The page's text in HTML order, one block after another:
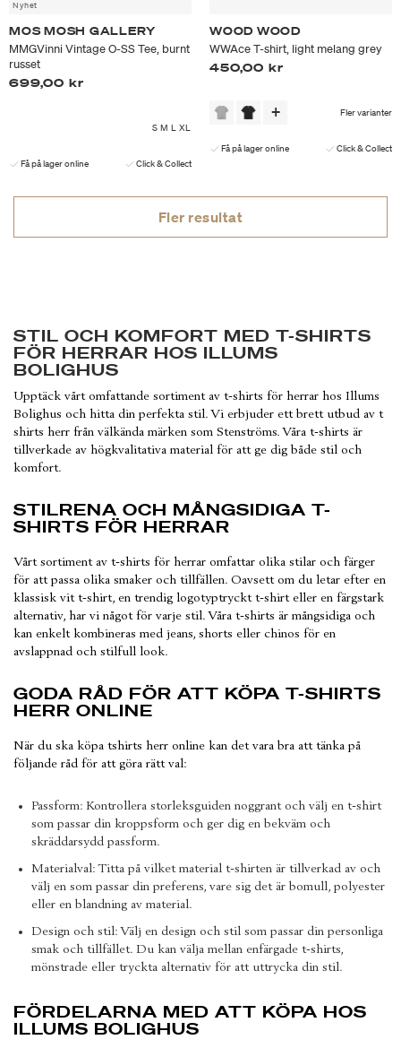
Nyhet
MOS MOSH GALLERY
MMGVinni Vintage O-SS Tee, burnt
russet
699,00 kr
S M L XL
Få på lager online Click & Collect
WOOD WOOD
WWAce T-shirt, light melang grey
450,00 kr
Fler varianter
Få på lager online Click & Collect
Fler resultat
STIL OCH KOMFORT MED T-SHIRTS
FÖR HERRAR HOS ILLUMS
BOLIGHUS
Upptäck vårt omfattande sortiment av t-shirts för herrar hos Illums
Bolighus och hitta din perfekta stil. Vi erbjuder ett brett utbud av t
shirts herr från välkända märken som Stenströms. Våra t-shirts är
tillverkade av högkvalitativa material för att ge dig både stil och
komfort.
STILRENA OCH MÅNGSIDIGA T-
SHIRTS FÖR HERRAR
Vårt sortiment av t-shirts för herrar omfattar olika stilar och färger
för att passa olika smaker och tillfällen. Oavsett om du letar efter en
klassisk vit t-shirt, en trendig logotyptryckt t-shirt eller en färgstark
alternativ, har vi något för varje stil. Våra t-shirts är mångsidiga och
kan enkelt kombineras med jeans, shorts eller chinos för en
avslappnad och stilfull look.
GODA RÅD FÖR ATT KÖPA T-SHIRTS
HERR ONLINE
När du ska köpa tshirts herr online kan det vara bra att tänka på
följande råd för att göra rätt val:
Passform: Kontrollera storleksguiden noggrant och välj en t-shirt
som passar din kroppsform och ger dig en bekväm och
skräddarsydd passform.
Materialval: Titta på vilket material t-shirten är tillverkad av och
välj en som passar din preferens, vare sig det är bomull, polyester
eller en blandning av material.
Design och stil: Välj en design och stil som passar din personliga
smak och tillfället. Du kan välja mellan enfärgade t-shirts,
mönstrade eller tryckta alternativ för att uttrycka din stil.
FÖRDELARNA MED ATT KÖPA HOS
ILLUMS BOLIGHUS